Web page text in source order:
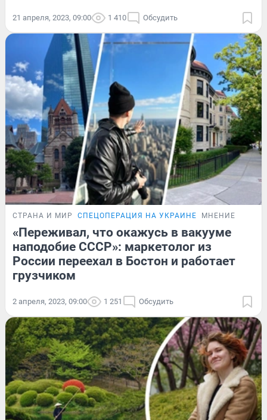
21 апреля, 2023, 09:00 1 410 Обсудить
СТРАНА И МИР СПЕЦОПЕРАЦИЯ НА УКРАИНЕ МНЕНИЕ
«Переживал, что окажусь в вакууме
наподобие СССР»: маркетолог из
России переехал в Бостон и работает
грузчиком
2 апреля, 2023, 09:00 1 251 Обсудить